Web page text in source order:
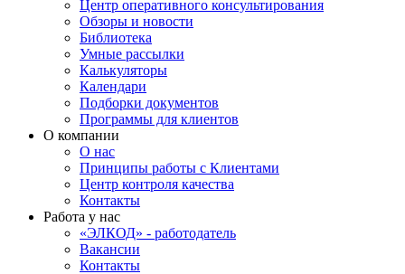
Центр оперативного консультирования
Обзоры и новости
Библиотека
Умные рассылки
Калькуляторы
Календари
Подборки документов
Программы для клиентов
О компании
О нас
Принципы работы с Клиентами
Центр контроля качества
Контакты
Работа у нас
«ЭЛКОД» - работодатель
Вакансии
Контакты